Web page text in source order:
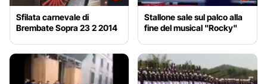
Sfilata carnevale di
Brembate Sopra 23 2 2014
Stallone sale sul palco alla
fine del musical "Rocky"